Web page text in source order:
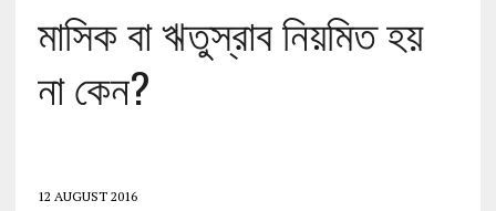
মাসিক বা ঋতুস্রাব নিয়মিত হয়
না কেন?
12 AUGUST 2016